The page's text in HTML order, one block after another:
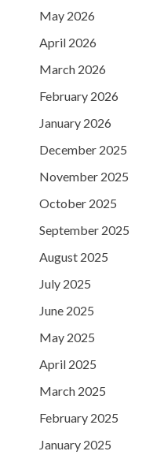
May 2026
April 2026
March 2026
February 2026
January 2026
December 2025
November 2025
October 2025
September 2025
August 2025
July 2025
June 2025
May 2025
April 2025
March 2025
February 2025
January 2025